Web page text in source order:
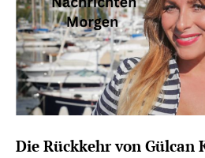
Die Rückkehr von Gülcan